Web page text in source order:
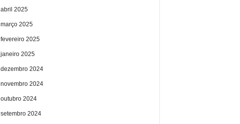
abril 2025
março 2025
fevereiro 2025
janeiro 2025
dezembro 2024
novembro 2024
outubro 2024
setembro 2024